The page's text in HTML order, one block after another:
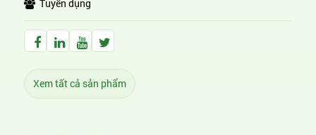
Tuyển dụng
Facebook Huỳnh Gia Alpha
LinkedIn Huỳnh Gia Alpha
YouTube Huỳnh Gia Alpha
Twitter Huỳnh Gia Alpha
Xem tất cả sản phẩm